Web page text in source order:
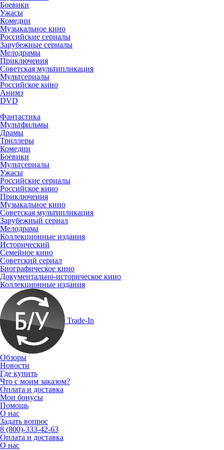
Боевики
Ужасы
Комедии
Музыкальное кино
Российские сериалы
Зарубежные сериалы
Мелодрамы
Приключения
Советская мультипликация
Мультсериалы
Российское кино
Анимэ
DVD
Фантастика
Мультфильмы
Драмы
Триллеры
Комедии
Боевики
Мультсериалы
Ужасы
Российские сериалы
Российское кино
Приключения
Музыкальное кино
Советская мультипликация
Зарубежный сериал
Мелодрама
Коллекционные издания
Исторический
Семейное кино
Советский сериал
Биографическое кино
Документально-историческое кино
Коллекционные издания
Trade-In
Обзоры
Новости
Где купить
Что с моим заказом?
Оплата и доставка
Мои бонусы
Помощь
О нас
Задать вопрос
8 (800)-333-42-63
Оплата и доставка
О нас